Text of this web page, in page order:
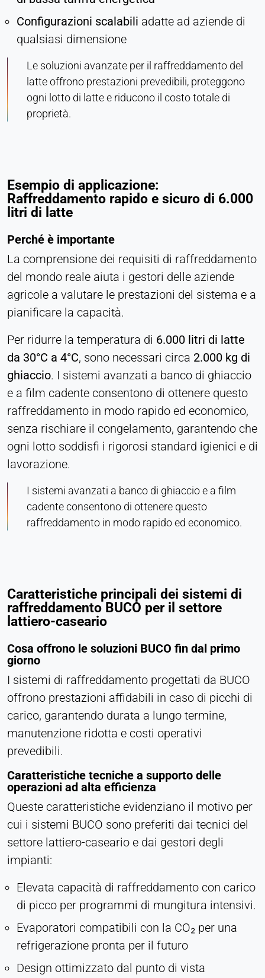
Configurazioni scalabili adatte ad aziende di
qualsiasi dimensione
Le soluzioni avanzate per il raffreddamento del
latte offrono prestazioni prevedibili, proteggono
ogni lotto di latte e riducono il costo totale di
proprietà.
Esempio di applicazione:
Raffreddamento rapido e sicuro di 6.000
litri di latte
Perché è importante
La comprensione dei requisiti di raffreddamento
del mondo reale aiuta i gestori delle aziende
agricole a valutare le prestazioni del sistema e a
pianificare la capacità.
Per ridurre la temperatura di 6.000 litri di latte
da 30°C a 4°C, sono necessari circa 2.000 kg di
ghiaccio. I sistemi avanzati a banco di ghiaccio
e a film cadente consentono di ottenere questo
raffreddamento in modo rapido ed economico,
senza rischiare il congelamento, garantendo che
ogni lotto soddisfi i rigorosi standard igienici e di
lavorazione.
I sistemi avanzati a banco di ghiaccio e a film
cadente consentono di ottenere questo
raffreddamento in modo rapido ed economico.
Caratteristiche principali dei sistemi di
raffreddamento BUCO per il settore
lattiero-caseario
Cosa offrono le soluzioni BUCO fin dal primo
giorno
I sistemi di raffreddamento progettati da BUCO
offrono prestazioni affidabili in caso di picchi di
carico, garantendo durata a lungo termine,
manutenzione ridotta e costi operativi
prevedibili.
Caratteristiche tecniche a supporto delle
operazioni ad alta efficienza
Queste caratteristiche evidenziano il motivo per
cui i sistemi BUCO sono preferiti dai tecnici del
settore lattiero-caseario e dai gestori degli
impianti:
Elevata capacità di raffreddamento con carico
di picco per programmi di mungitura intensivi.
Evaporatori compatibili con la CO₂ per una
refrigerazione pronta per il futuro
Design ottimizzato dal punto di vista